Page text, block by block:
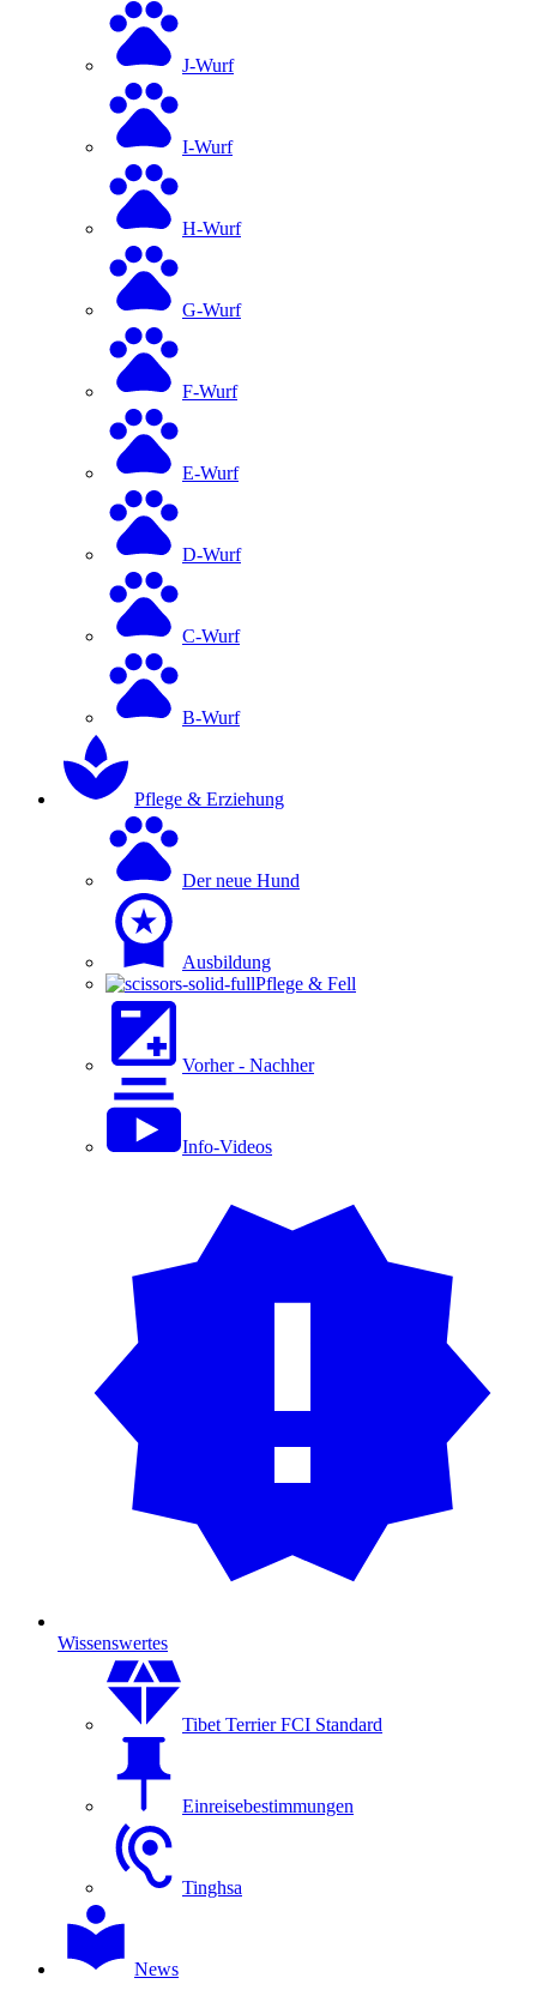
J-Wurf
I-Wurf
H-Wurf
G-Wurf
F-Wurf
E-Wurf
D-Wurf
C-Wurf
B-Wurf
Pflege & Erziehung
Der neue Hund
Ausbildung
Pflege & Fell
Vorher - Nachher
Info-Videos
Wissenswertes
Tibet Terrier FCI Standard
Einreisebestimmungen
Tinghsa
News